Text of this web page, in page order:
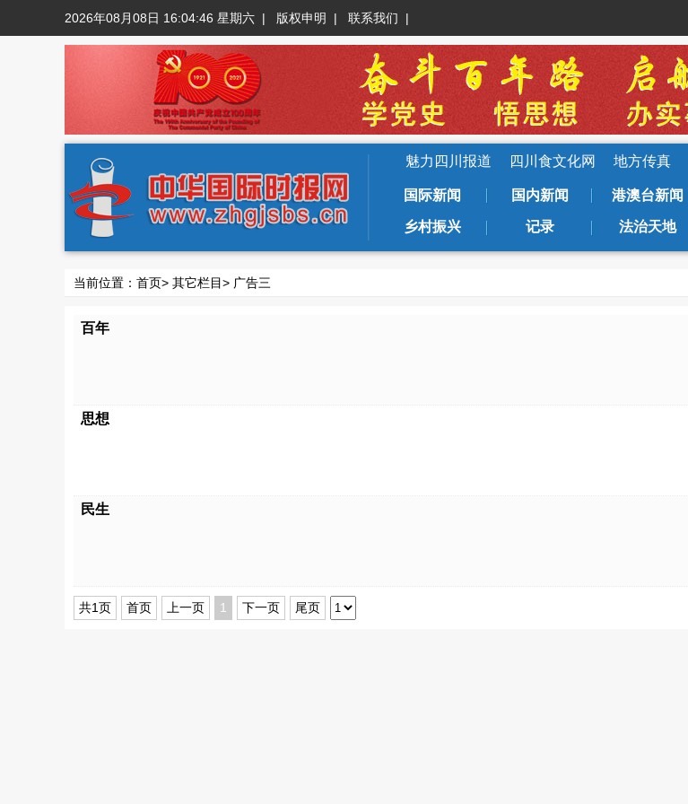
2026年08月08日 16:04:47 星期六 | 版权申明 | 联系我们 |
魅力四川报道 四川食文化网 地方传真
国际新闻 国内新闻 港澳台新闻
乡村振兴 记录 法治天地
当前位置： 首页> 其它栏目> 广告三
百年
思想
民生
共1页 首页 上一页 1 下一页 尾页